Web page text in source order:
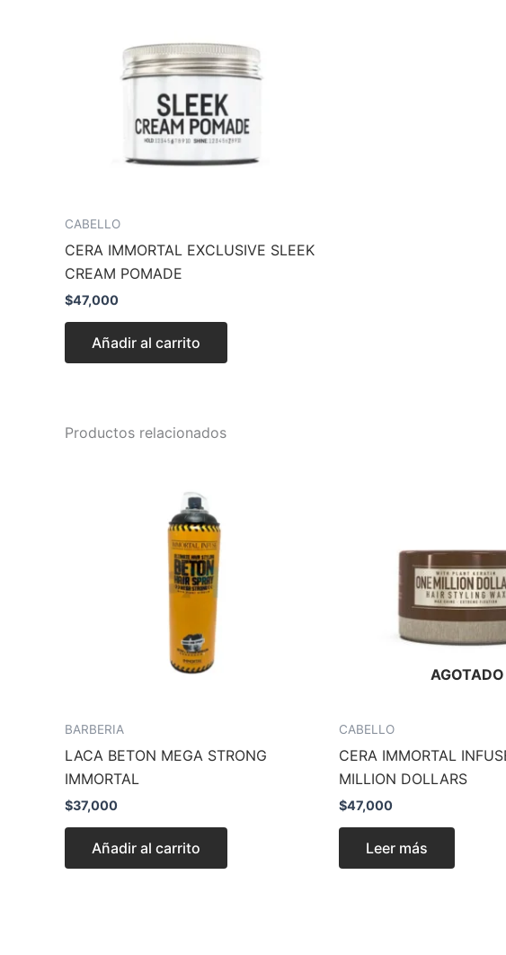
CABELLO
CERA IMMORTAL EXCLUSIVE SLEEK
CREAM POMADE
$47,000
Añadir al carrito
Productos relacionados
BARBERIA
LACA BETON MEGA STRONG
IMMORTAL
$37,000
Añadir al carrito
AGOTADO
CABELLO
CERA IMMORTAL
MILLION DOLLARS
$47,000
Leer más